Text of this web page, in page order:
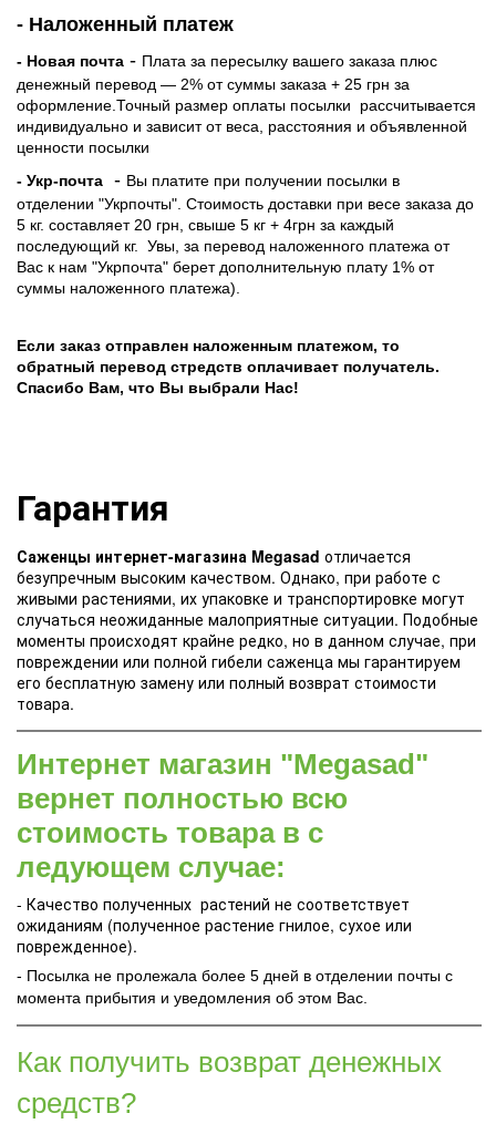
- Наложенный платеж
- Новая почта - Плата за пересылку вашего заказа плюс
денежный перевод — 2% от суммы заказа + 25 грн за
оформление.Точный размер оплаты посылки рассчитывается
индивидуально и зависит от веса, расстояния и объявленной
ценности посылки
- Укр-почта
- Вы платите при получении посылки в
отделении "Укрпочты". Стоимость доставки при весе заказа до
5 кг. составляет 20 грн, свыше 5 кг + 4грн за каждый
последующий кг. Увы, за перевод наложенного платежа от
Вас к нам "Укрпочта" берет дополнительную плату 1% от
суммы наложенного платежа).
Если заказ отправлен наложенным платежом, то
обратный перевод стредств оплачивает получатель.
Спасибо Вам, что Вы выбрали Нас!
Гарантия
Саженцы интернет-магазина Megasad отличается
безупречным высоким качеством. Однако, при работе с
живыми растениями, их упаковке и транспортировке могут
случаться неожиданные малоприятные ситуации. Подобные
моменты происходят крайне редко, но в данном случае, при
повреждении или полной гибели саженца мы гарантируем
его бесплатную замену или полный возврат стоимости
товара.
Интернет магазин "Megasad"
вернет полностью всю
стоимость товара в с
ледующем случае:
- Качество полученных растений не соответствует
ожиданиям (полученное растение гнилое, сухое или
поврежденное).
- Посылка не пролежала более 5 дней в отделении почты с
момента прибытия и уведомления об этом Вас.
Как получить возврат денежных
средств?